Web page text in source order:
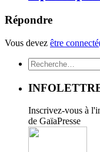
Répondre
Vous devez être
Rechercher :
Inscrivez-vous à
de GaïaPresse